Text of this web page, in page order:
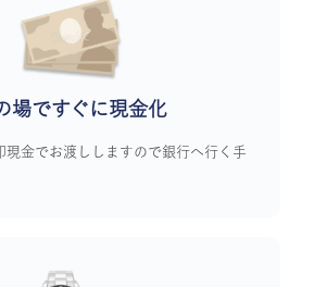
場ですぐに現金化
現金でお渡ししますので銀行へ行く手